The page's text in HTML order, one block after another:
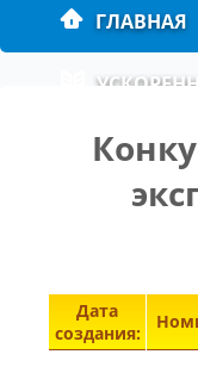
ГЛАВНАЯ
ПРАВИЛА
Дата
создания: